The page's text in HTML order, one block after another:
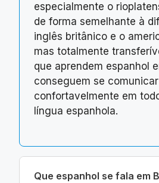
especialmente o
de forma semelhante à
inglês britânico e o
mas totalmente
que aprendem espanhol
conseguem se comunicar
confortavelmente em
língua espanhola.
Que espanhol se fala em